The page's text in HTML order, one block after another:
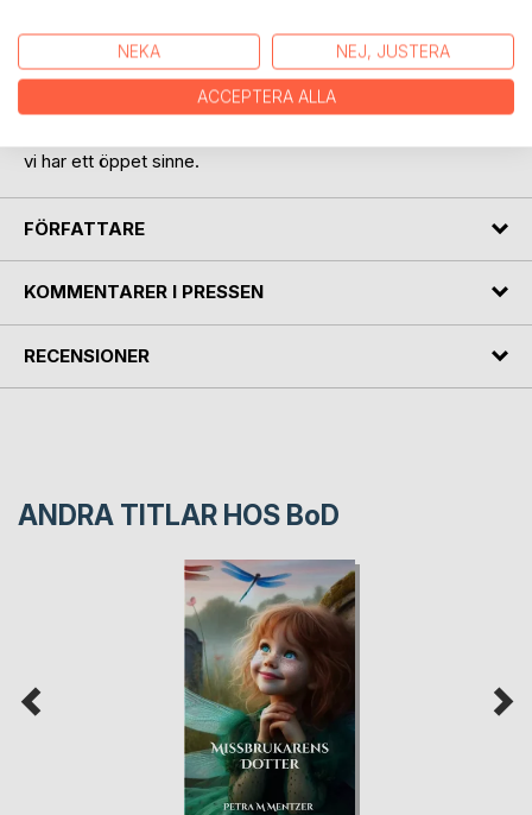
Hur förhåller de sig till det ingen annan kan tro på. Vilka får
reda på sanningen och vilka får det inte?
Det blir en resa som ger oss inblick i tantrans och yogans
vi har ett öppet sinne.
FÖRFATTARE
KOMMENTARER I PRESSEN
RECENSIONER
ANDRA TITLAR HOS BoD
NEKA NEJ, JUSTERA
ACCEPTERA ALLA